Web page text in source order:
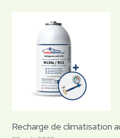
Recharge de climatisation